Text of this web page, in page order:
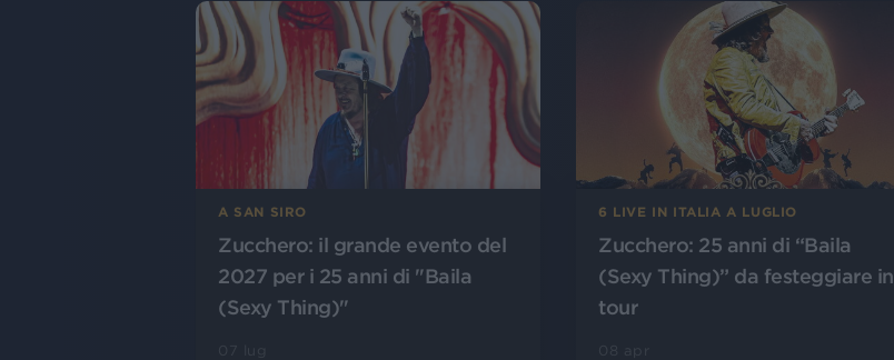
A SAN SIRO
Zucchero: il grande evento del
2027 per i 25 anni di "Baila
(Sexy Thing)"
6 LIVE IN ITALIA A LUGLIO
Zucchero: 25 anni di “Baila
(Sexy Thing)” da festeggiare in
tour